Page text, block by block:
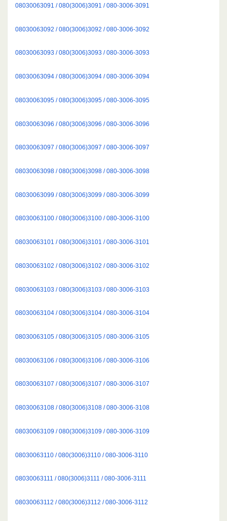
08030063091 / 080(3006)3091 / 080-3006-3091
08030063092 / 080(3006)3092 / 080-3006-3092
08030063093 / 080(3006)3093 / 080-3006-3093
08030063094 / 080(3006)3094 / 080-3006-3094
08030063095 / 080(3006)3095 / 080-3006-3095
08030063096 / 080(3006)3096 / 080-3006-3096
08030063097 / 080(3006)3097 / 080-3006-3097
08030063098 / 080(3006)3098 / 080-3006-3098
08030063099 / 080(3006)3099 / 080-3006-3099
08030063100 / 080(3006)3100 / 080-3006-3100
08030063101 / 080(3006)3101 / 080-3006-3101
08030063102 / 080(3006)3102 / 080-3006-3102
08030063103 / 080(3006)3103 / 080-3006-3103
08030063104 / 080(3006)3104 / 080-3006-3104
08030063105 / 080(3006)3105 / 080-3006-3105
08030063106 / 080(3006)3106 / 080-3006-3106
08030063107 / 080(3006)3107 / 080-3006-3107
08030063108 / 080(3006)3108 / 080-3006-3108
08030063109 / 080(3006)3109 / 080-3006-3109
08030063110 / 080(3006)3110 / 080-3006-3110
08030063111 / 080(3006)3111 / 080-3006-3111
08030063112 / 080(3006)3112 / 080-3006-3112